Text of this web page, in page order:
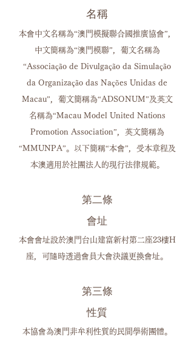
名稱
本會中文名稱為“澳門模擬聯合國推廣協會”，
中文簡稱為“澳門模聯”，葡文名稱為
“Associação de Divulgação da Simulação
da Organização das Nações Unidas de
Macau”，葡文簡稱為“ADSONUM”及英文
名稱為“Macau Model United Nations
Promotion Association”，英文簡稱為
“MMUNPA”。以下簡稱“本會”，受本章程及
本澳適用於社團法人的現行法律規範。
第二條
會址
本會會址設於澳門台山建富新村第二座23樓H
座，可隨時透過會員大會決議更換會址。
第三條
性質
本協會為澳門非牟利性質的民間學術團體。